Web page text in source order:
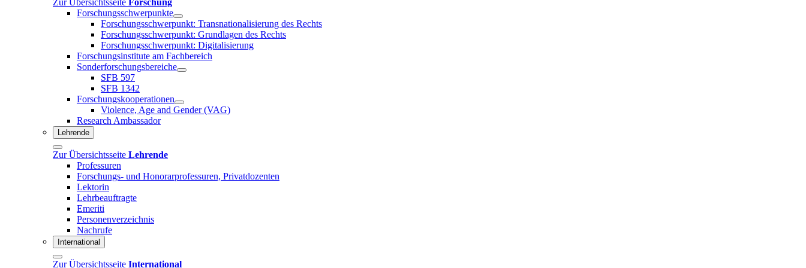
Forschungsschwerpunkte
Forschungsschwerpunkt: Transnationalisierung des Rechts
Forschungsschwerpunkt: Grundlagen des Rechts
Forschungsschwerpunkt: Digitalisierung
Forschungsinstitute am Fachbereich
Sonderforschungsbereiche
SFB 597
SFB 1342
Forschungskooperationen
Violence, Age and Gender (VAG)
Research Ambassador
Lehrende
Zur Übersichtsseite Lehrende
Professuren
Forschungs- und Honorarprofessuren, Privatdozenten
Lektorin
Lehrbeauftragte
Emeriti
Personenverzeichnis
Nachrufe
International
Zur Übersichtsseite International